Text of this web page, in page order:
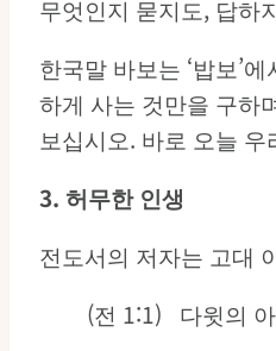
무엇인지 묻지도, 답하
한국말 바보는 ‘밥보’
하게 사는 것만을 구하
보십시오. 바로 오늘
3. 허무한 인생
전도서의 저자는 고대
(전 1:1) 다윗의